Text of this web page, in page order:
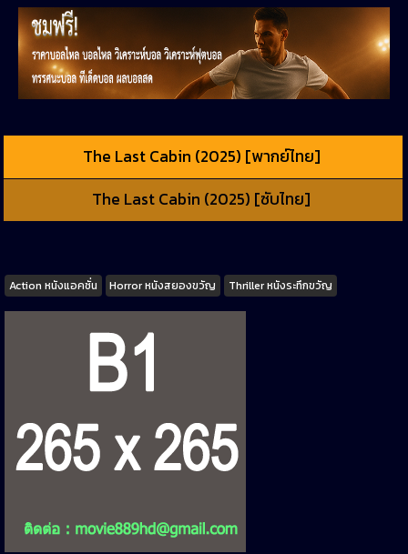
The Last Cabin (2025) [พากย์ไทย]
The Last Cabin (2025) [ซับไทย]
Tags
Action หนังแอคชั่น Horror หนังสยองขวัญ Thriller หนังระทึกขวัญ